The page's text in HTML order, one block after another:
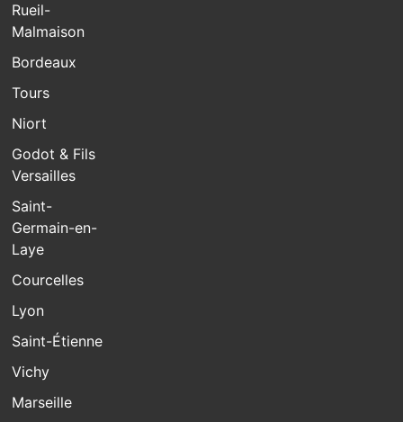
Rueil-
Malmaison
Bordeaux
Tours
Niort
Godot & Fils
Versailles
Saint-
Germain-en-
Laye
Courcelles
Lyon
Saint-Étienne
Vichy
Marseille